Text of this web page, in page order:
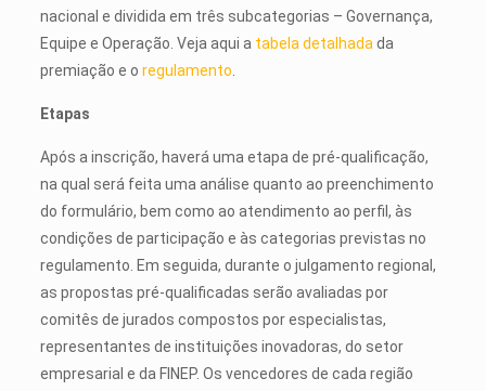
nacional e dividida em três subcategorias – Governança,
Equipe e Operação. Veja aqui a tabela detalhada da
premiação e o regulamento
Etapas
Após a inscrição, haverá uma etapa de pré-qualificação,
na qual será feita uma análise quanto ao preenchimento
do formulário, bem como ao atendimento ao perfil, às
condições de participação e às categorias previstas no
regulamento. Em seguida, durante o julgamento regional,
as propostas pré-qualificadas serão avaliadas por
comitês de jurados compostos por especialistas,
representantes de instituições inovadoras, do setor
empresarial e da FINEP. Os vencedores de cada região